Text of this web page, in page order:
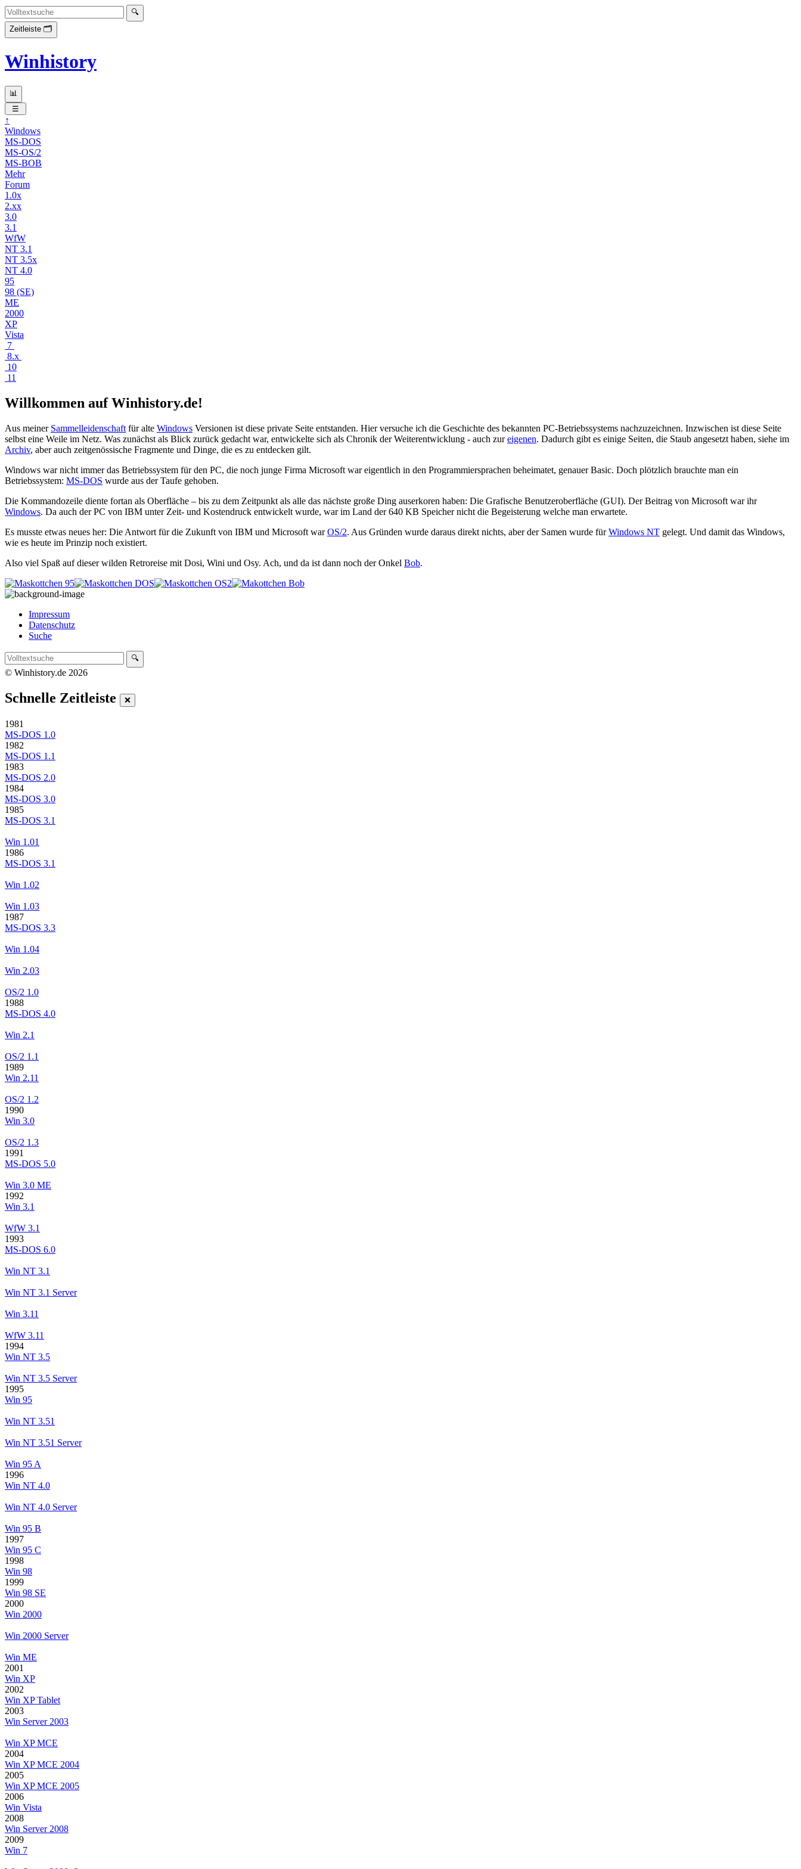
Winhistory
↑
Windows
MS-DOS
MS-OS/2
MS-BOB
Mehr
Forum
1.0x
2.xx
3.0
3.1
WfW
NT 3.1
NT 3.5x
NT 4.0
95
98 (SE)
ME
2000
XP
Vista
7
8.x
10
11
Willkommen auf Winhistory.de!
Aus meiner Sammelleidenschaft für alte Windows Versionen ist diese private Seite entstanden. Hier versuche ich die Geschichte des bekannten PC-Betriebssystems nachzuzeichnen. Inzwischen ist diese Seite
selbst eine Weile im Netz. Was zunächst als Blick zurück gedacht war, entwickelte sich als Chronik der Weiterentwicklung - auch zureigenen. Dadurch gibt es einige Seiten, die Staub angesetzt haben, siehe im
Archiv, aber auch zeitgenössische Fragmente und Dinge, die es zu entdecken gilt.
Windows war nicht immer das Betriebssystem für den PC, die noch junge Firma Microsoft war eigentlich in den Programmiersprachen beheimatet, genauer Basic. Doch plötzlich brauchte man ein
Betriebssystem: MS-DOS wurde aus der Taufe gehoben.
Die Kommandozeile diente fortan als Oberfläche – bis zu dem Zeitpunkt als alle das nächste große Ding auserkoren haben: Die Grafische Benutzeroberfläche (GUI). Der Beitrag von Microsoft war ihr
Windows. Da auch der PC von IBM unter Zeit- und Kostendruck entwickelt wurde, war im Land der 640 KB Speicher nicht die Begeisterung welche man erwartete.
Es musste etwas neues her: Die Antwort für die Zukunft von IBM und Microsoft warOS/2. Aus Gründen wurde daraus direkt nichts, aber der Samen wurde fürWindows NT gelegt. Und damit das Windows,
wie es heute im Prinzip noch existiert.
Also viel Spaß auf dieser wilden Retroreise mit Dosi, Wini und Osy. Ach, und da ist dann noch der Onkel Bob.
Impressum
Datenschutz
Suche
© Winhistory.de 2026
Schnelle Zeitleiste
1981
MS-DOS 1.0
1982
MS-DOS 1.1
1983
MS-DOS 2.0
1984
MS-DOS 3.0
1985
MS-DOS 3.1
Win 1.01
1986
MS-DOS 3.1
Win 1.02
Win 1.03
1987
MS-DOS 3.3
Win 1.04
Win 2.03
OS/2 1.0
1988
MS-DOS 4.0
Win 2.1
OS/2 1.1
1989
Win 2.11
OS/2 1.2
1990
Win 3.0
OS/2 1.3
1991
MS-DOS 5.0
Win 3.0 ME
1992
Win 3.1
WfW 3.1
1993
MS-DOS 6.0
Win NT 3.1
Win NT 3.1 Server
Win 3.11
WfW 3.11
1994
Win NT 3.5
Win NT 3.5 Server
1995
Win 95
Win NT 3.51
Win NT 3.51 Server
Win 95 A
1996
Win NT 4.0
Win NT 4.0 Server
Win 95 B
1997
Win 95 C
1998
Win 98
1999
Win 98 SE
2000
Win 2000
Win 2000 Server
Win ME
2001
Win XP
2002
Win XP Tablet
2003
Win Server 2003
Win XP MCE
2004
Win XP MCE 2004
2005
Win XP MCE 2005
2006
Win Vista
2008
Win Server 2008
2009
Win 7